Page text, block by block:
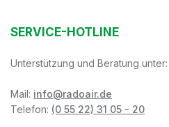
SERVICE-HOTLINE
Unterstützung und Beratung unter:
Mail: info@radoair.de
Telefon: (0 55 22) 31 05 - 20